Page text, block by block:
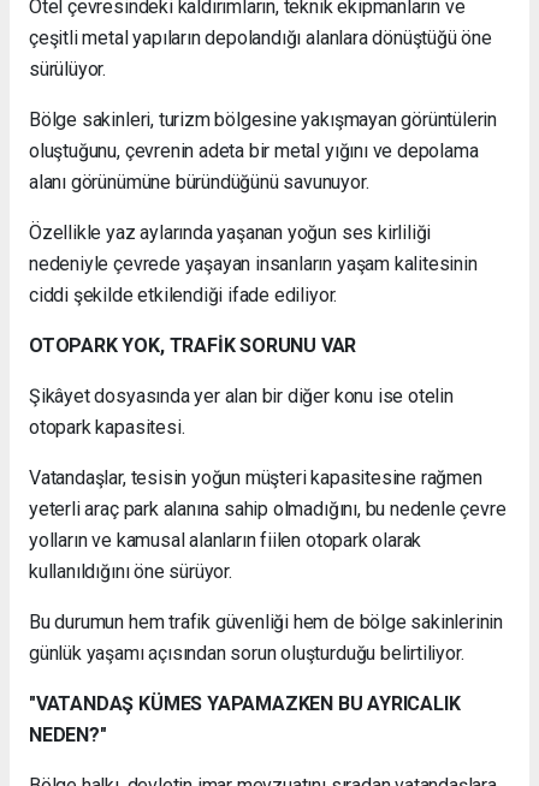
Otel çevresindeki kaldırımların, teknik ekipmanların ve
çeşitli metal yapıların depolandığı alanlara dönüştüğü öne
sürülüyor.
Bölge sakinleri, turizm bölgesine yakışmayan görüntülerin
oluştuğunu, çevrenin adeta bir metal yığını ve depolama
alanı görünümüne büründüğünü savunuyor.
Özellikle yaz aylarında yaşanan yoğun ses kirliliği
nedeniyle çevrede yaşayan insanların yaşam kalitesinin
ciddi şekilde etkilendiği ifade ediliyor.
OTOPARK YOK, TRAFİK SORUNU VAR
Şikâyet dosyasında yer alan bir diğer konu ise otelin
otopark kapasitesi.
Vatandaşlar, tesisin yoğun müşteri kapasitesine rağmen
yeterli araç park alanına sahip olmadığını, bu nedenle çevre
yolların ve kamusal alanların fiilen otopark olarak
kullanıldığını öne sürüyor.
Bu durumun hem trafik güvenliği hem de bölge sakinlerinin
günlük yaşamı açısından sorun oluşturduğu belirtiliyor.
"VATANDAŞ KÜMES YAPAMAZKEN BU AYRICALIK
NEDEN?"